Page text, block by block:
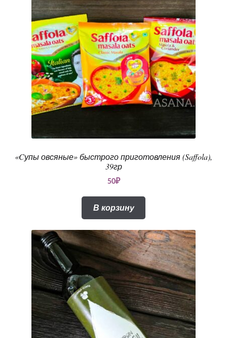
«Cупы овсяные» быстрого приготовления (Saffola),
39гр
50₽
В корзину